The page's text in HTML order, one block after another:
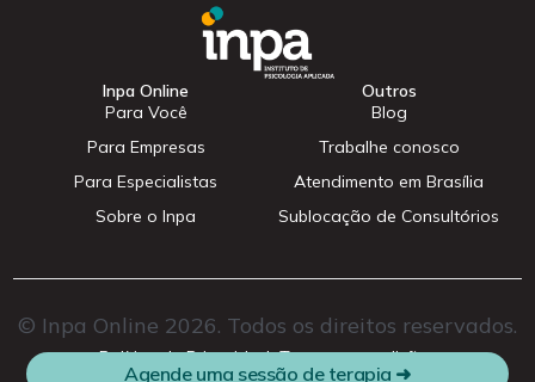
Inpa Online
Para Você
Para Empresas
Para Especialistas
Sobre o Inpa
Outros
Blog
Trabalhe conosco
Atendimento em Brasília
Sublocação de Consultórios
© Inpa Online 2026. Todos os direitos reservados.
Política de PrivacidadeTermos e condições
Agende uma sessão de terapia ➜